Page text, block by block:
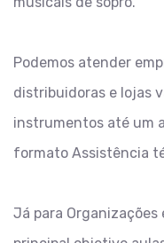
Podemos atender
distribuidoras e lojas
instrumentos até um
formato Assistência
Já para